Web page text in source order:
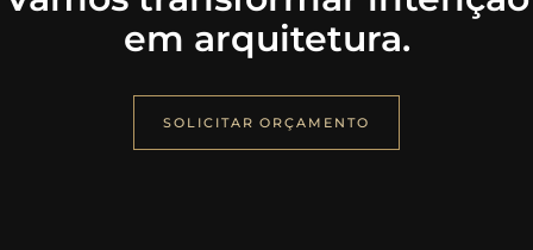
em arquitetura.
SOLICITAR ORÇAMENTO